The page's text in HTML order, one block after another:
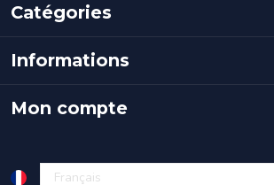
Catégories
Informations
Mon compte